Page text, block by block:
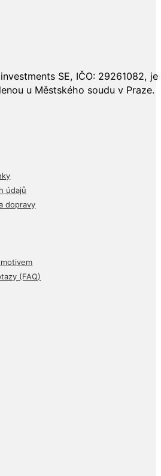
SE, IČO: 29261082,
u Městského soudu v Praze.
údajů
dopravy
(FAQ)